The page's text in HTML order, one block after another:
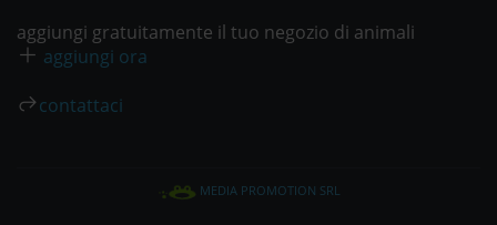
aggiungi gratuitamente il tuo negozio di animali
aggiungi ora
contattaci
MEDIA PROMOTION SRL